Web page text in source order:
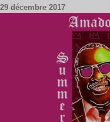
29 décembre 2017